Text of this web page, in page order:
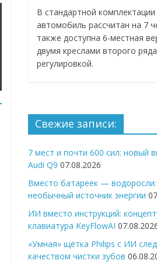
В стандартной комплектации
автомобиль рассчитан на 7
также доступна 6-местная
двумя креслами второго
регулировкой.
Свежие записи:
7 мест и почти 600 сил: новый
Audi Q9 07.08.2026
Вместо батареек — водоросли:
необычный источник энергии
ИИ вместо инструкций:
клавиатура KeyFlowAI
«Умная» щётка Philips с ИИ
качеством чистки зубов